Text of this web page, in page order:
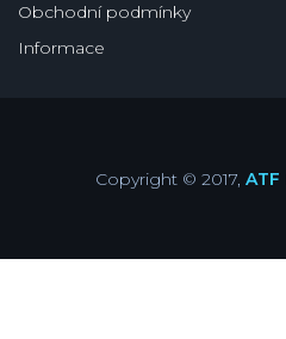
Obchodní podmínky
Informace
Copyright © 2017, ATF